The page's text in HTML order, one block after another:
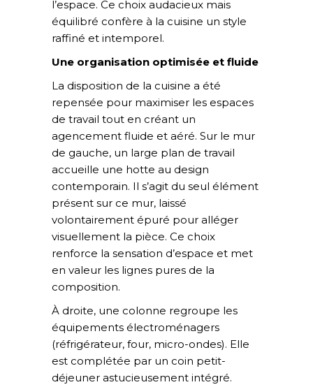
l’espace. Ce choix audacieux mais
équilibré confère à la cuisine un style
raffiné et intemporel.
Une organisation optimisée et fluide
La disposition de la cuisine a été
repensée pour maximiser les espaces
de travail tout en créant un
agencement fluide et aéré. Sur le mur
de gauche, un large plan de travail
accueille une hotte au design
contemporain. Il s’agit du seul élément
présent sur ce mur, laissé
volontairement épuré pour alléger
visuellement la pièce. Ce choix
renforce la sensation d’espace et met
en valeur les lignes pures de la
composition.
À droite, une colonne regroupe les
équipements électroménagers
(réfrigérateur, four, micro-ondes). Elle
est complétée par un coin petit-
déjeuner astucieusement intégré.